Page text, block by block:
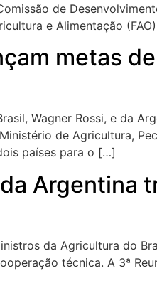
de
e Alimentação
metas
Wagner Rossi, e da
de Agricultura,
países para o […]
Argentina
da Agricultura do
técnica. A 3ª